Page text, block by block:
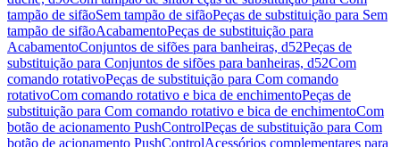
tampão de sifãoSem tampão de sifãoPeças de substituição para Sem
tampão de sifãoAcabamentoPeças de substituição para
AcabamentoConjuntos de sifões para banheiras, d52Peças de
substituição para Conjuntos de sifões para banheiras, d52Com
comando rotativoPeças de substituição para Com comando
rotativoCom comando rotativo e bica de enchimentoPeças de
substituição para Com comando rotativo e bica de enchimentoCom
botão de acionamento PushControlPeças de substituição para Com
botão de acionamento PushControlAcessórios complementares para